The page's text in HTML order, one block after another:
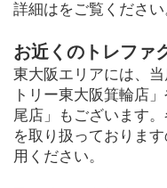
詳細はをご覧ください
お近くのトレファ
東大阪エリアには、
トリー東大阪箕輪店
尾店」もございます
を取り扱っておりま
用ください。